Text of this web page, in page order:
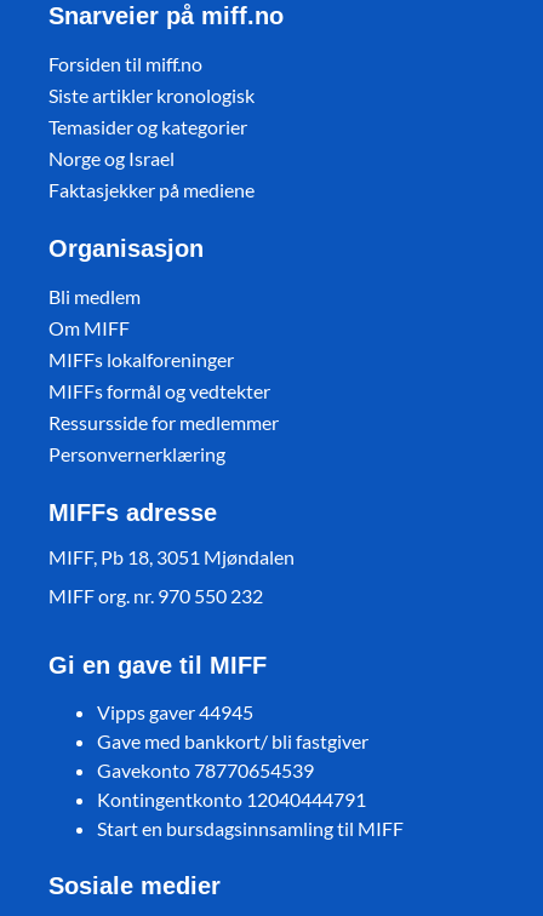
Snarveier på miff.no
Forsiden til miff.no
Siste artikler kronologisk
Temasider og kategorier
Norge og Israel
Faktasjekker på mediene
Organisasjon
Bli medlem
Om MIFF
MIFFs lokalforeninger
MIFFs formål og vedtekter
Ressursside for medlemmer
Personvernerklæring
MIFFs adresse
MIFF, Pb 18, 3051 Mjøndalen
MIFF org. nr. 970 550 232
Gi en gave til MIFF
Vipps gaver 44945
Gave med bankkort/ bli fastgiver
Gavekonto 78770654539
Kontingentkonto 12040444791
Start en bursdagsinnsamling til MIFF
Sosiale medier